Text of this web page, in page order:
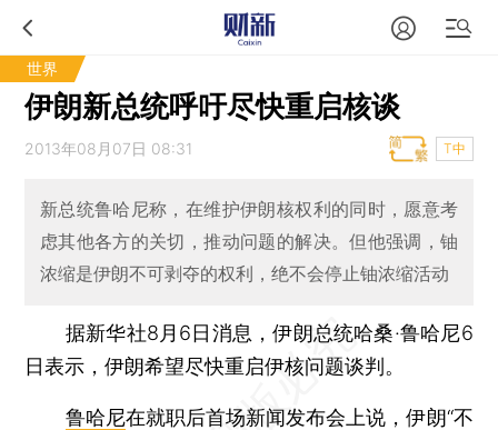
世界
伊朗新总统呼吁尽快重启核谈
2013年08月07日 08:31 T中
新总统鲁哈尼称，在维护伊朗核权利的同时，愿意考
虑其他各方的关切，推动问题的解决。但他强调，铀
浓缩是伊朗不可剥夺的权利，绝不会停止铀浓缩活动
据新华社8月6日消息，伊朗总统哈桑·鲁哈尼6
日表示，伊朗希望尽快重启伊核问题谈判。
鲁哈尼在就职后首场新闻发布会上说，伊朗“不